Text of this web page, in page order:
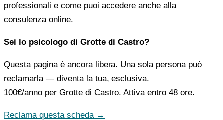
professionali e come puoi accedere anche alla
consulenza online.
Sei lo psicologo di Grotte di Castro?
Questa pagina è ancora libera. Una sola persona può
reclamarla — diventa la tua, esclusiva.
100€/anno per Grotte di Castro. Attiva entro 48 ore.
Reclama questa scheda →